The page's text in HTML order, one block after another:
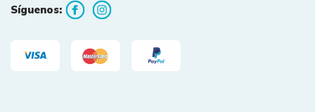
Síguenos: